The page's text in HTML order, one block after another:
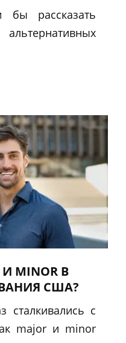
бы рассказать
MINOR В
США?
сталкивались с
major и minor